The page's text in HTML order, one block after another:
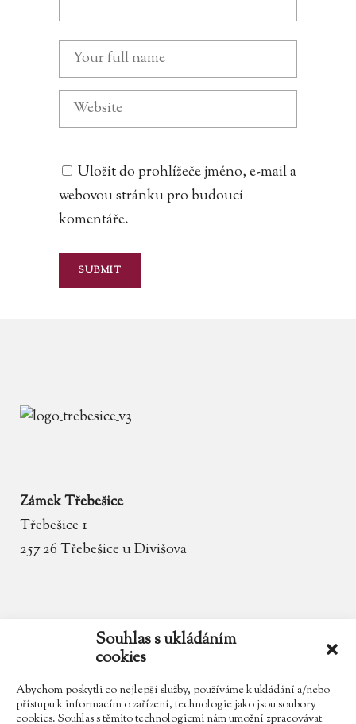
Souhlas s ukládáním
cookies
Abychom poskytli co nejlepší služby, používáme k ukládání a/nebo
přístupu k informacím o zařízení, technologie jako jsou soubory
cookies. Souhlas s těmito technologiemi nám umožní zpracovávat
Uložit do prohlížeče jméno, e-mail a
webovou stránku pro budoucí
komentáře.
Zámek Třebešice
Třebešice 1
257 26 Třebešice u Divišova
zamek.trebesice@volny.cz
602 354 467